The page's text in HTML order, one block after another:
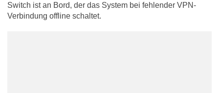
Switch ist an Bord, der das System bei fehlender VPN-
Verbindung offline schaltet.